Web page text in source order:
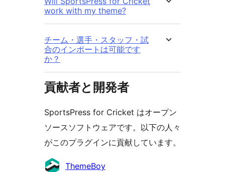
work with my theme?
チーム・選手・スタッフ・試
合のインポートは可能です
か？
貢献者と開発者
SportsPress for Cricket はオープン
ソースソフトウェアです。以下の人々
がこのプラグインに貢献しています。
貢
ThemeBoy